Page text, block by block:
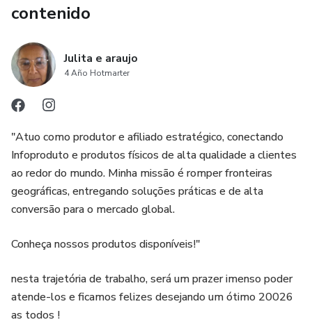
contenido
Julita e araujo
4 Año Hotmarter
"Atuo como produtor e afiliado estratégico, conectando
Infoproduto e produtos físicos de alta qualidade a clientes
ao redor do mundo. Minha missão é romper fronteiras
geográficas, entregando soluções práticas e de alta
conversão para o mercado global.
Conheça nossos produtos disponíveis!"
nesta trajetória de trabalho, será um prazer imenso poder
atende-los e ficamos felizes desejando um ótimo 20026
as todos !